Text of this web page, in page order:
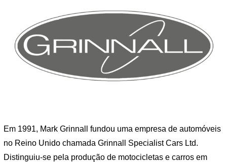
Em 1991, Mark Grinnall fundou uma empresa de automóveis
no Reino Unido chamada Grinnall Specialist Cars Ltd.
Distinguiu-se pela produção de motocicletas e carros em